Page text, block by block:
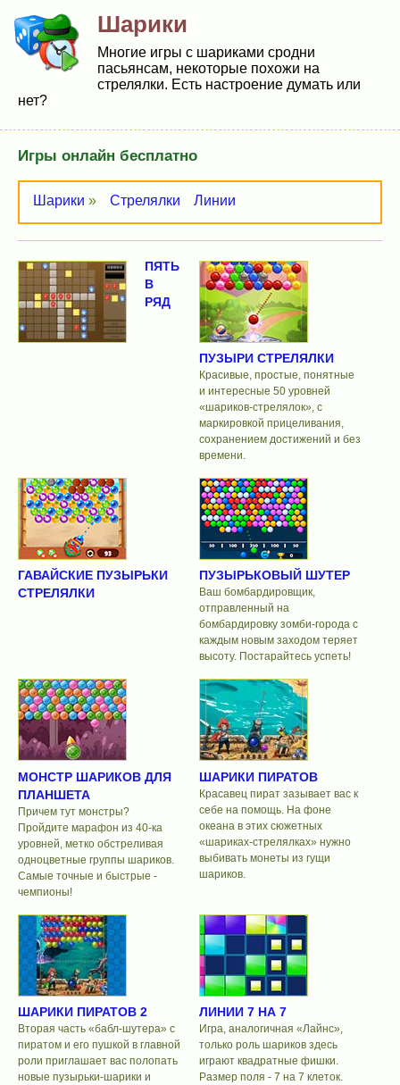
Шарики
Многие игры с шариками сродни
пасьянсам, некоторые похожи на
стрелялки. Есть настроение думать или
нет?
Игры онлайн бесплатно
Шарики » Стрелялки Линии
ПЯТЬ
В
РЯД
ПУЗЫРИ СТРЕЛЯЛКИ
Красивые, простые, понятные
и интересные 50 уровней
«шариков-стрелялок», с
маркировкой прицеливания,
сохранением достижений и без
времени.
ГАВАЙСКИЕ ПУЗЫРЬКИ
СТРЕЛЯЛКИ
ПУЗЫРЬКОВЫЙ ШУТЕР
Ваш бомбардировщик,
отправленный на
бомбардировку зомби-города с
каждым новым заходом теряет
высоту. Постарайтесь успеть!
МОНСТР ШАРИКОВ ДЛЯ
ПЛАНШЕТА
Причем тут монстры?
Пройдите марафон из 40-ка
уровней, метко обстреливая
одноцветные группы шариков.
Самые точные и быстрые -
чемпионы!
ШАРИКИ ПИРАТОВ
Красавец пират зазывает вас к
себе на помощь. На фоне
океана в этих сюжетных
«шариках-стрелялках» нужно
выбивать монеты из гущи
шариков.
ШАРИКИ ПИРАТОВ 2
Вторая часть «бабл-шутера» с
пиратом и его пушкой в главной
роли приглашает вас полопать
новые пузырьки-шарики и
ЛИНИИ 7 НА 7
Игра, аналогичная «Лайнс»,
только роль шариков здесь
играют квадратные фишки.
Размер поля - 7 на 7 клеток.